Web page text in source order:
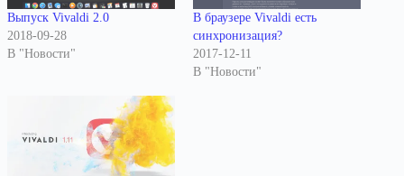
Выпуск Vivaldi 2.0
2018-09-28
В "Новости"
В браузере Vivaldi есть
синхронизация?
2017-12-11
В "Новости"